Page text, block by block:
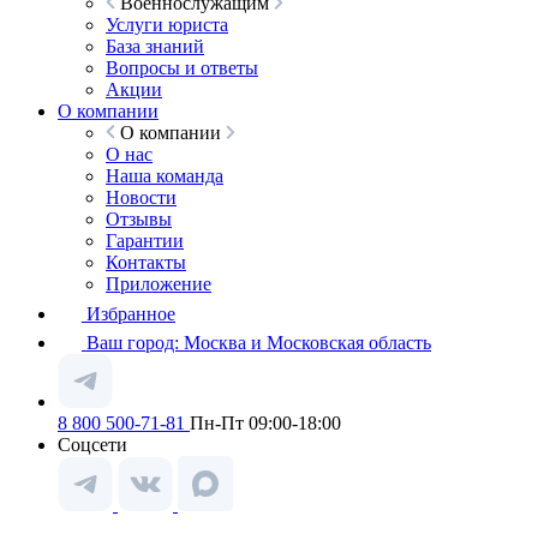
Услуги юриста
База знаний
Вопросы и ответы
Акции
О компании
О компании
О нас
Наша команда
Новости
Отзывы
Гарантии
Контакты
Приложение
Избранное
Ваш город: Москва и Московская область
8 800 500-71-81 Пн-Пт 09:00-18:00
Соцсети